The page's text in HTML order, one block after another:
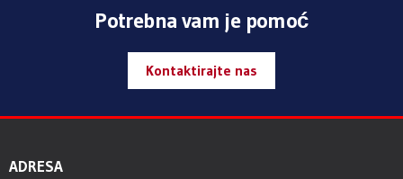
Potrebna vam je pomoć
Kontaktirajte nas
ADRESA